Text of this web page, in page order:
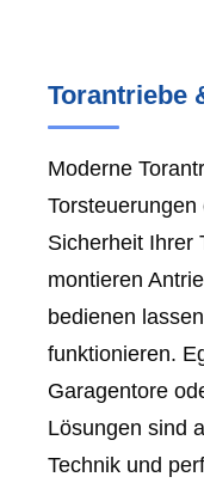
Torantriebe
Moderne
Sicherheit Ihrer
montieren
bedienen
funktionieren.
Garagentore
Lösungen sind
Technik und